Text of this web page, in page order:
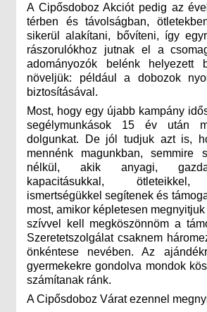
A Cipősdoboz Akciót pedig az
térben és távolságban,
sikerül alakítani, bővíteni, így
rászorulókhoz jutnak el a
adományozók belénk helyezett
növeljük: például a dobozok
biztosításával.
Most, hogy egy újabb kampány
segélymunkások 15 év után
dolgunkat. De jól tudjuk azt is,
mennénk magunkban, semmire
nélkül, akik anyagi,
kapacitásukkal, ötleteikkel,
ismertségükkel segítenek és
most, amikor képletesen
szívvel kell megköszönnöm a
Szeretetszolgálat csaknem
önkéntese nevében. Az
gyermekekre gondolva mondok
számítanak ránk.
A Cipősdoboz Várat ezennel